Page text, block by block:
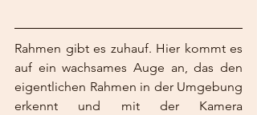
Rahmen gibt es zuhauf. Hier kommt es
auf ein wachsames Auge an, das den
eigentlichen Rahmen in der Umgebung
erkennt und mit der Kamera